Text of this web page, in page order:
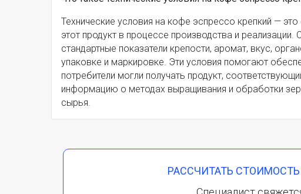
Технические условия на кофе эспрессо крепкий —
этот продукт в процессе производства и
стандартные показатели крепости, аромат, вкус,
упаковке и маркировке. Эти условия помогают
потребители могли получать продукт,
информацию о методах выращивания и обработки
сырья.
РАССЧИТАТЬ